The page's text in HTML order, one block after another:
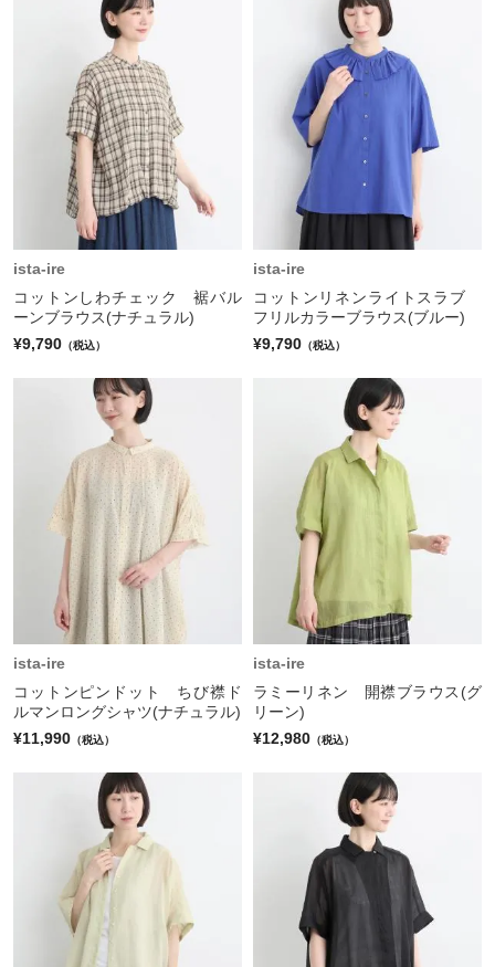
ista-ire
コットンしわチェック 裾バル
ーンブラウス(ナチュラル)
¥9,790 （税込）
ista-ire
コットンリネンライトスラブ
フリルカラーブラウス(ブルー)
¥9,790 （税込）
ista-ire
コットンピンドット ちび襟ド
ルマンロングシャツ(ナチュラル)
¥11,990 （税込）
ista-ire
ラミーリネン 開襟ブラウス(グ
リーン)
¥12,980 （税込）